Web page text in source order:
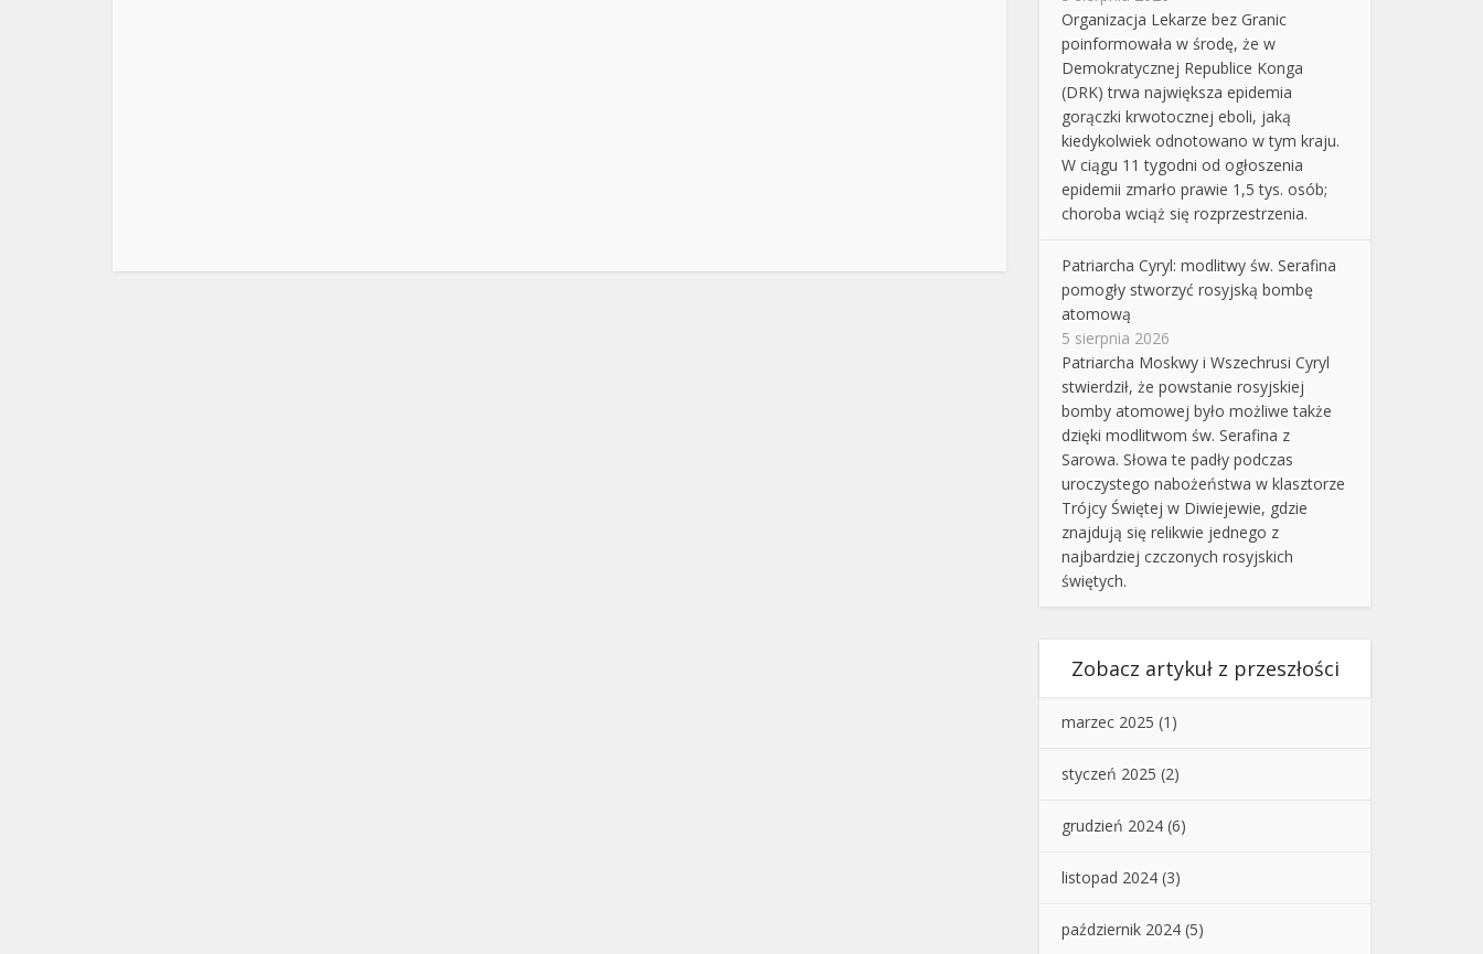
Organizacja Lekarze bez Granic
poinformowała w środę, że w
Demokratycznej Republice Konga
(DRK) trwa największa epidemia
gorączki krwotocznej eboli, jaką
kiedykolwiek odnotowano w tym kraju.
W ciągu 11 tygodni od ogłoszenia
epidemii zmarło prawie 1,5 tys. osób;
choroba wciąż się rozprzestrzenia.
Patriarcha Cyryl: modlitwy św. Serafina
pomogły stworzyć rosyjską bombę
atomową
5 sierpnia 2026
Patriarcha Moskwy i Wszechrusi Cyryl
stwierdził, że powstanie rosyjskiej
bomby atomowej było możliwe także
dzięki modlitwom św. Serafina z
Sarowa. Słowa te padły podczas
uroczystego nabożeństwa w klasztorze
Trójcy Świętej w Diwiejewie, gdzie
znajdują się relikwie jednego z
najbardziej czczonych rosyjskich
świętych.
Zobacz artykuł z przeszłości
marzec 2025 (1)
styczeń 2025 (2)
grudzień 2024 (6)
listopad 2024 (3)
październik 2024 (5)